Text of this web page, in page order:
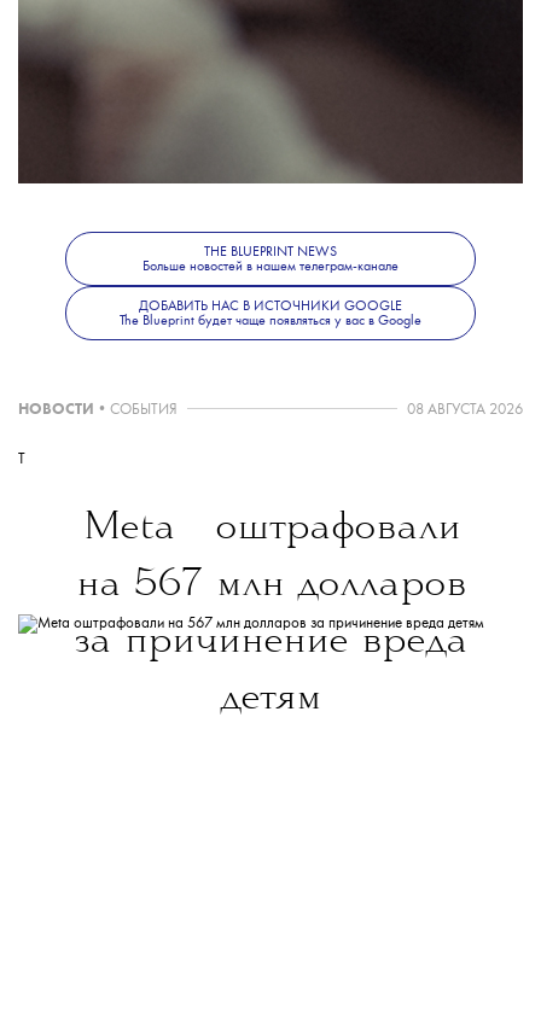
в коллекции использованы традиционные для
бренда шелк, шерсть и хлопковый трикотаж.
В палитру вошли пыльно-розовый, белый,
белья, крой которого отсылает к винтажным
будуарным комплектам. Все модели можно
THE BLUEPRINT NEWS
Больше новостей в нашем телеграм-канале
ДОБАВИТЬ НАС В ИСТОЧНИКИ GOOGLE
The Blueprint будет чаще появляться у вас в Google
НОВОСТИ • СОБЫТИЯ 08 АВГУСТА 2026
T
Meta
оштрафовали
на 567 млн долларов
за причинение вреда
детям